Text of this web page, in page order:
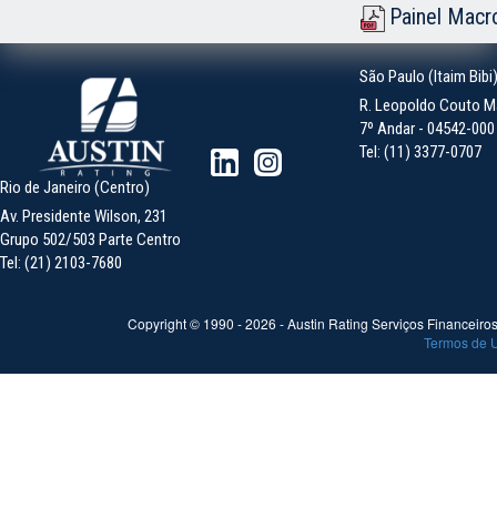
Painel
São Paulo (Itaim Bibi)
R. Leopoldo Couto
7º Andar - 04542-
Tel: (11) 3377-0707
Rio de Janeiro (Centro)
Av. Presidente Wilson, 231
Grupo 502/503 Parte Centro
Tel: (21) 2103-7680
Copyright © 1990 -2026 - Austin Rating Serviços
Termos de